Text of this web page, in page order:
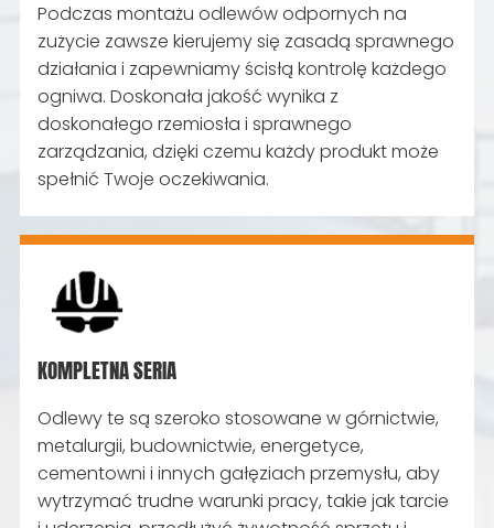
Podczas montażu odlewów odpornych na
zużycie zawsze kierujemy się zasadą sprawnego
działania i zapewniamy ścisłą kontrolę każdego
ogniwa. Doskonała jakość wynika z
doskonałego rzemiosła i sprawnego
zarządzania, dzięki czemu każdy produkt może
spełnić Twoje oczekiwania.
KOMPLETNA SERIA
Odlewy te są szeroko stosowane w górnictwie,
metalurgii, budownictwie, energetyce,
cementowni i innych gałęziach przemysłu, aby
wytrzymać trudne warunki pracy, takie jak tarcie